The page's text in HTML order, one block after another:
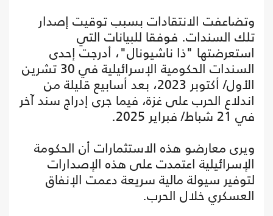
وتضاعفت الانتقادات بسبب توقيت إصدار
تلك السندات. فوفقا للبيانات التي
استعرضتها "ذا ناشيونال"، أدرجت إحدى
السندات الحكومية الإسرائيلية في 30 تشرين
الأول/ أكتوبر 2023، بعد أسابيع قليلة من
اندلاع الحرب على غزة، فيما جرى إدراج سند آخر
في 21 شباط/ فبراير 2025.
ويرى معارضو هذه الاستثمارات أن الحكومة
الإسرائيلية اعتمدت على هذه الإصدارات
لتوفير سيولة مالية سريعة دعمت الإنفاق
العسكري خلال الحرب.